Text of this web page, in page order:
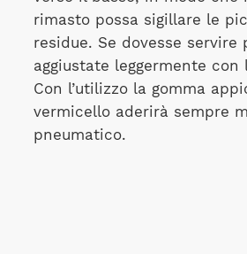
rimasto possa sigillare le
residue. Se dovesse servire
aggiustate leggermente con
Con l’utilizzo la gomma
vermicello aderirà sempre
pneumatico.